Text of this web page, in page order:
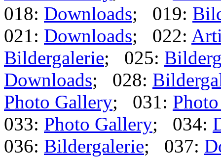
018: Downloads; 019:
021: Downloads; 022:
Bildergalerie; 025:
Downloads; 028:
Photo Gallery; 031:
033: Photo Gallery; 034:
036: Bildergalerie; 037: